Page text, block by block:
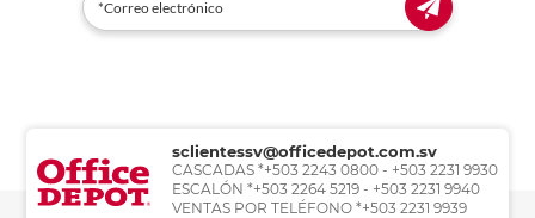
sclientessv@officedepot.com.sv
CASCADAS *+503 2243 0800 - +503 2231 9930
ESCALÓN *+503 2264 5219 - +503 2231 9940
VENTAS POR TELÉFONO *+503 2231 9939